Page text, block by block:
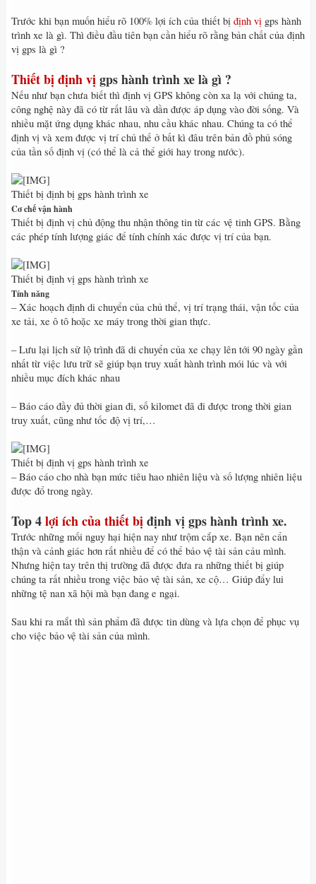
Trước khi bạn muốn hiểu rõ 100% lợi ích của thiết bị định vị gps hành
trình xe là gì. Thì điều đầu tiên bạn cần hiểu rõ rằng bản chất của định
vị gps là gì ?
Thiết bị định vịgps hành trình xe là gì ?
Nếu như bạn chưa biết thì định vị GPS không còn xa lạ với chúng ta,
công nghệ này đã có từ rất lâu và dần được áp dụng vào đời sống. Và
nhiều mặt ứng dụng khác nhau, nhu cầu khác nhau. Chúng ta có thể
định vị và xem được vị trí chủ thế ở bất kì đâu trên bản đồ phủ sóng
của tần số định vị (có thể là cả thể giới hay trong nước).
Thiết bị định bị gps hành trình xe
Cơ chế vận hành
Thiết bị định vị chủ động thu nhận thông tin từ các vệ tinh GPS. Bằng
các phép tính lượng giác để tính chính xác được vị trí của bạn.
Thiết bị định vị gps hành trình xe
Tính năng
– Xác hoạch định di chuyển của chủ thể, vị trí trạng thái, vận tốc của
xe tải, xe ô tô hoặc xe máy trong thời gian thực.
– Lưu lại lịch sử lộ trình đã di chuyển của xe chạy lên tới 90 ngày gần
nhất từ việc lưu trữ sẽ giúp bạn truy xuất hành trình mói lúc và với
nhiều mục đích khác nhau
– Báo cáo đầy đủ thời gian đi, số kilomet đã đi được trong thời gian
truy xuất, cũng như tốc độ vị trí,…
Thiết bị định vị gps hành trình xe
– Báo cáo cho nhà bạn mức tiêu hao nhiên liệu và số lượng nhiên liệu
được đổ trong ngày.
Top 4lợi ích của thiết bịđịnh vị gps hành trình xe.
Trước những mối nguy hại hiện nay như trộm cắp xe. Bạn nên cẩn
thận và cảnh giác hơn rất nhiều để có thể bảo vệ tài sản cảu mình.
Nhưng hiện tay trên thị trường đã được đưa ra những thiết bị giúp
chúng ta rất nhiều trong việc bảo vệ tài sản, xe cộ… Giúp đẩy lui
những tệ nan xã hội mà bạn đang e ngại.
Sau khi ra mắt thì sản phẩm đã được tin dùng và lựa chọn để phục vụ
cho việc bảo vệ tài sản của mình.